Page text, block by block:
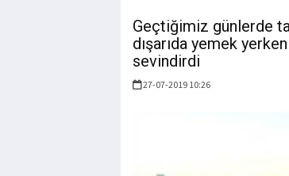
Geçtiğimiz günlerde
dışarıda yemek
sevindirdi
27-07-2019 10:26